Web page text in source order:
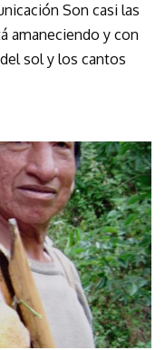
Son casi las
amaneciendo y con
sol y los cantos